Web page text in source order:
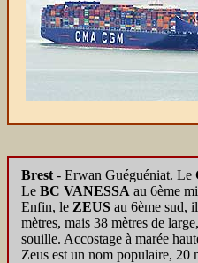
Brest - Erwan Guéguéniat. Le
Le BC VANESSA au 6ème
Enfin, le ZEUS au 6ème sud,
mètres, mais 38 mètres de
souille. Accostage à marée
Zeus est un nom populaire, 20